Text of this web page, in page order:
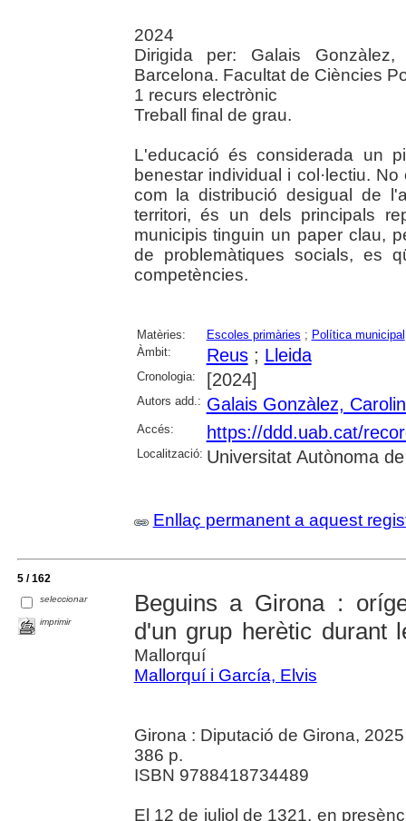
2024
Dirigida per: Galais
Barcelona. Facultat de Ciències
1 recurs electrònic
Treball final de grau.
L'educació és considerada un
benestar individual i col·lectiu.
com la distribució desigual de
territori, és un dels principals
municipis tinguin un paper clau,
de problemàtiques socials, es
competències.
Matèries: Escoles primàries ; Política municipal
Àmbit:
Reus; Lleida
Cronologia: [2024]
Autors add.: Galais Gonzàlez,
Accés: https://ddd.uab.cat/
Localització: Universitat Autònoma
Enllaç permanent a aquest
5 / 162
seleccionar
imprimir
Beguins a Girona :
d'un grup herètic durant
Mallorquí
Mallorquí i García, Elvis
Girona : Diputació de Girona, 2025
386 p.
ISBN 9788418734489
El 12 de juliol de 1321, en